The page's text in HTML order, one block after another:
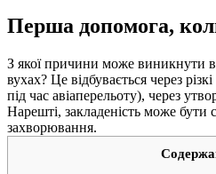
Перша допомога,
З якої причини може виникнути
вухах? Це відбувається через
під час авіаперельоту), через
Нарешті, закладеність може бути
захворювання.